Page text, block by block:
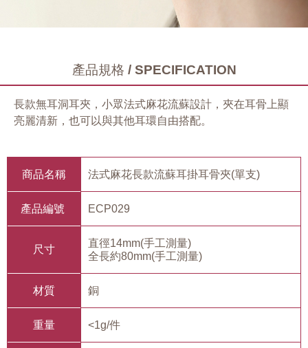
產品規格 / SPECIFICATION
長款無耳洞耳夾，小眾法式麻花流蘇設計，夾在耳骨上顯
亮麗清新，也可以與其他耳環自由搭配。
商品名稱 法式麻花長款流蘇耳掛耳骨夾(單支)
產品編號 ECP029
尺寸
直徑14mm(手工測量)
全長約80mm(手工測量)
材質 銅
重量 <1g/件